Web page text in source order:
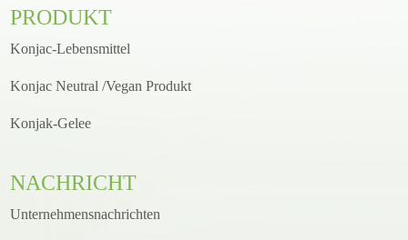
PRODUKT
Konjac-Lebensmittel
Konjac Neutral /Vegan Produkt
Konjak-Gelee
NACHRICHT
Unternehmensnachrichten